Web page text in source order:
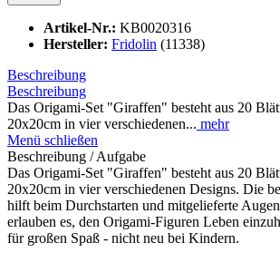
Artikel-Nr.: KB0020316
Hersteller: Fridolin (11338)
Beschreibung
Beschreibung
Das Origami-Set "Giraffen" besteht aus 20
20x20cm in vier verschiedenen... mehr
Menü schließen
Beschreibung / Aufgabe
Das Origami-Set "Giraffen" besteht aus 20
20x20cm in vier verschiedenen Designs. Die
hilft beim Durchstarten und mitgelieferte
erlauben es, den Origami-Figuren Leben
für großen Spaß - nicht neu bei Kindern.